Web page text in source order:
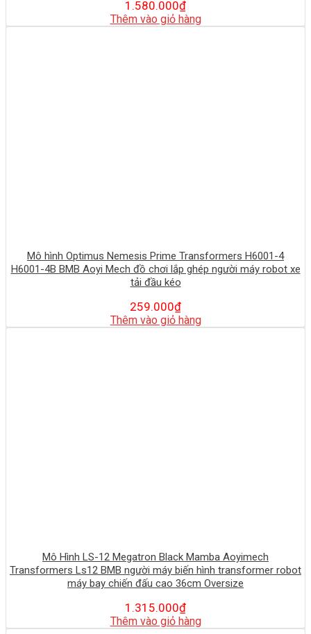
1.580.000₫
Thêm vào giỏ hàng
Mô hình Optimus Nemesis Prime Transformers H6001-4
H6001-4B BMB Aoyi Mech đồ chơi lắp ghép người máy robot xe
tải đầu kéo
259.000₫
Thêm vào giỏ hàng
Mô Hình LS-12 Megatron Black Mamba Aoyimech
Transformers Ls12 BMB người máy biến hình transformer robot
máy bay chiến đấu cao 36cm Oversize
1.315.000₫
Thêm vào giỏ hàng